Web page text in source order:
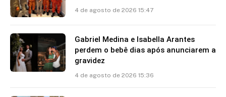
4 de agosto de 2026 15:47
Gabriel Medina e Isabella Arantes
perdem o bebê dias após anunciarem a
gravidez
4 de agosto de 2026 15:36